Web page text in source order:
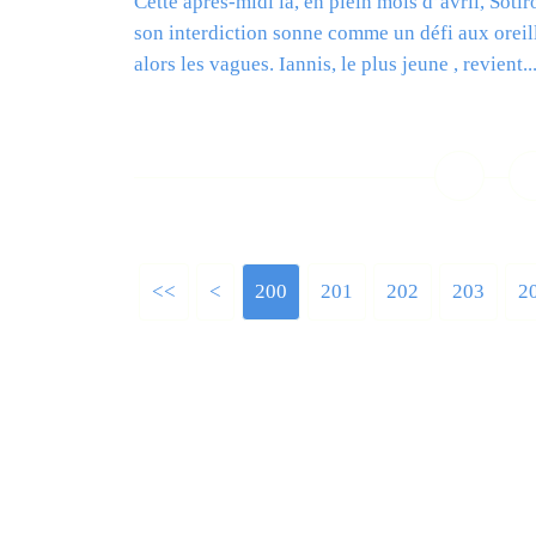
son interdiction sonne comme un défi aux
alors les vagues. Iannis, le plus jeune , revient...
<< < 200 201 202 203